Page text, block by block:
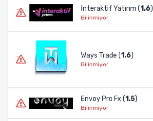
İnteraktif Yatırım (1.6)
Bilinmiyor
Ways Trade (1.6)
Bilinmiyor
Envoy Pro Fx (1.5)
Bilinmiyor